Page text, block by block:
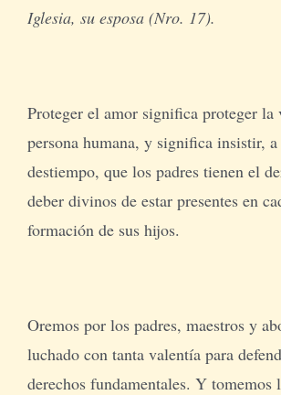
Iglesia, su esposa (Nro. 17).
Proteger el amor significa proteger la
persona humana, y significa insistir,
destiempo, que los padres tienen el
deber divinos de estar presentes en
formación de sus hijos.
Oremos por los padres, maestros y
luchado con tanta valentía para
derechos fundamentales. Y tomemos